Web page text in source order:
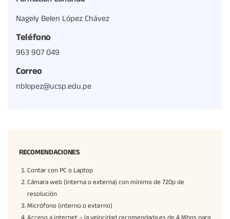
Nagely Belen López Chávez
Teléfono
963 907 049
Correo
nblopez@ucsp.edu.pe
RECOMENDACIONES
Contar con PC o Laptop
Cámara web (interna o externa) con mínimo de 720p de
resolución
Micrófono (interno o externo)